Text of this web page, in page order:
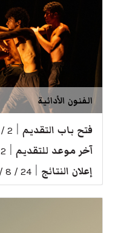
الفنون الأدائية
فتح باب التقديم 2 / 2 / 2026
آخر موعد للتقديم 2 / 4 / 2026
إعلان النتائج 24 / 8 / 2026